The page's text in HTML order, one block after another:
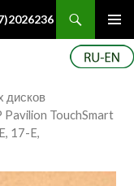
дисков
TouchSmart
17-E,